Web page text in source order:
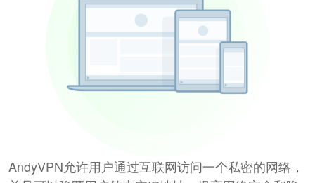
AndyVPN允许用户通过互联网访问一个私密的网络，